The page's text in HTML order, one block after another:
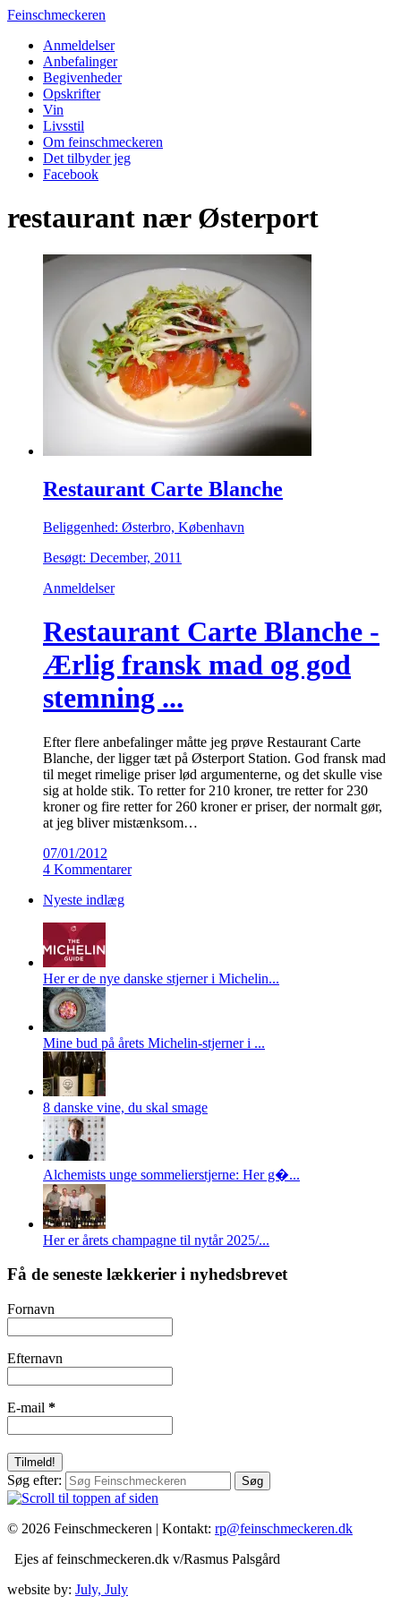
Feinschmeckeren
Anmeldelser
Anbefalinger
Begivenheder
Opskrifter
Vin
Livsstil
Om feinschmeckeren
Det tilbyder jeg
Facebook
restaurant nær Østerport
Restaurant Carte Blanche
Beliggenhed: Østerbro, København
Besøgt: December, 2011
Anmeldelser
Restaurant Carte Blanche -
Ærlig fransk mad og god
stemning ...
Efter flere anbefalinger måtte jeg prøve Restaurant Carte
Blanche, der ligger tæt på Østerport Station. God fransk mad
til meget rimelige priser lød argumenterne, og det skulle vise
sig at holde stik. To retter for 210 kroner, tre retter for 230
kroner og fire retter for 260 kroner er priser, der normalt gør,
at jeg bliver mistænksom…
07/01/2012
4 Kommentarer
Nyeste indlæg
Her er de nye danske stjerner i Michelin...
Mine bud på årets Michelin-stjerner i ...
8 danske vine, du skal smage
Alchemists unge sommelierstjerne: Her g�...
Her er årets champagne til nytår 2025/...
Få de seneste lækkerier i nyhedsbrevet
Fornavn
Efternavn
E-mail *
Søg efter:
© 2026 Feinschmeckeren | Kontakt: rp@feinschmeckeren.dk
Ejes af feinschmeckeren.dk v/Rasmus Palsgård
website by: July, July